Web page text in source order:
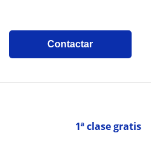
Contactar
1ª clase gratis